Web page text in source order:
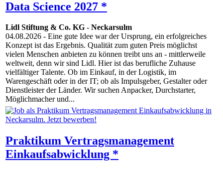
Data Science 2027 *
Lidl Stiftung & Co. KG - Neckarsulm
04.08.2026 - Eine gute Idee war der Ursprung, ein erfolgreiches
Konzept ist das Ergebnis. Qualität zum guten Preis möglichst
vielen Menschen anbieten zu können treibt uns an - mittlerweile
weltweit, denn wir sind Lidl. Hier ist das berufliche Zuhause
vielfältiger Talente. Ob im Einkauf, in der Logistik, im
Warengeschäft oder in der IT; ob als Impulsgeber, Gestalter oder
Dienstleister der Länder. Wir suchen Anpacker, Durchstarter,
Möglichmacher und...
Praktikum Vertragsmanagement
Einkaufsabwicklung *